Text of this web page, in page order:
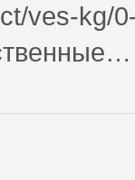
ves-kg/